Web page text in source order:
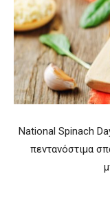
National Spinach
πεντανόστιμα